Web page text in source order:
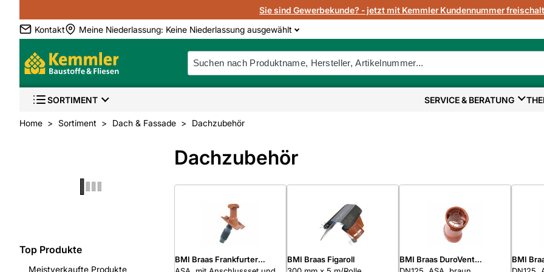
Sie sind Gewerbekunde? - jetzt mit Kemmler Kundennummer
Kontakt
Meine Niederlassung: Keine Niederlassung ausgewählt
SORTIMENT SERVICE & BERATUNG
Home Sortiment Dach & Fassade Dachzubehör
Top Produkte
Meistverkaufte Produkte
Dachzubehör
BMI Braas Frankfurter
BMI Braas Figaroll
BMI Braas DuroVent
BMI